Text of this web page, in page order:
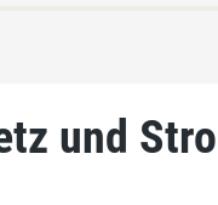
und